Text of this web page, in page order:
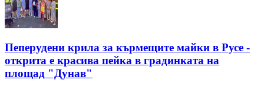
Пеперудени крила за кърмещите майки в Русе -
открита е красива пейка в градинката на
площад "Дунав"